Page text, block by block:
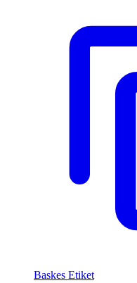
Baskes Etiket